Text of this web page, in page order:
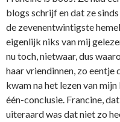
blogs schrijf en dat ze
de zevenentwintigste
eigenlijk niks van mij
nu toch, nietwaar, dus
haar vriendinnen, zo eentje
kwam na het lezen van
één-conclusie. Francine,
uiteraard was dat niet zo